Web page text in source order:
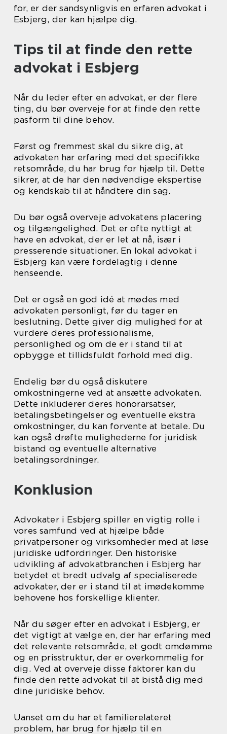
for, er der sandsynligvis en erfaren advokat i
Esbjerg, der kan hjælpe dig.
Tips til at finde den rette
advokat i Esbjerg
Når du leder efter en advokat, er der flere
ting, du bør overveje for at finde den rette
pasform til dine behov.
Først og fremmest skal du sikre dig, at
advokaten har erfaring med det specifikke
retsområde, du har brug for hjælp til. Dette
sikrer, at de har den nødvendige ekspertise
og kendskab til at håndtere din sag.
Du bør også overveje advokatens placering
og tilgængelighed. Det er ofte nyttigt at
have en advokat, der er let at nå, især i
presserende situationer. En lokal advokat i
Esbjerg kan være fordelagtig i denne
henseende.
Det er også en god idé at mødes med
advokaten personligt, før du tager en
beslutning. Dette giver dig mulighed for at
vurdere deres professionalisme,
personlighed og om de er i stand til at
opbygge et tillidsfuldt forhold med dig.
Endelig bør du også diskutere
omkostningerne ved at ansætte advokaten.
Dette inkluderer deres honorarsatser,
betalingsbetingelser og eventuelle ekstra
omkostninger, du kan forvente at betale. Du
kan også drøfte mulighederne for juridisk
bistand og eventuelle alternative
betalingsordninger.
Konklusion
Advokater i Esbjerg spiller en vigtig rolle i
vores samfund ved at hjælpe både
privatpersoner og virksomheder med at løse
juridiske udfordringer. Den historiske
udvikling af advokatbranchen i Esbjerg har
betydet et bredt udvalg af specialiserede
advokater, der er i stand til at imødekomme
behovene hos forskellige klienter.
Når du søger efter en advokat i Esbjerg, er
det vigtigt at vælge en, der har erfaring med
det relevante retsområde, et godt omdømme
og en prisstruktur, der er overkommelig for
dig. Ved at overveje disse faktorer kan du
finde den rette advokat til at bistå dig med
dine juridiske behov.
Uanset om du har et familierelateret
problem, har brug for hjælp til en